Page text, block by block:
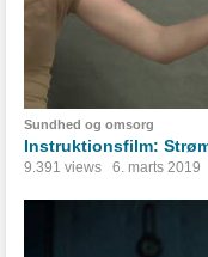
Sundhed og omsorg
Instruktionsfilm:
9.391 views 6. marts 2019